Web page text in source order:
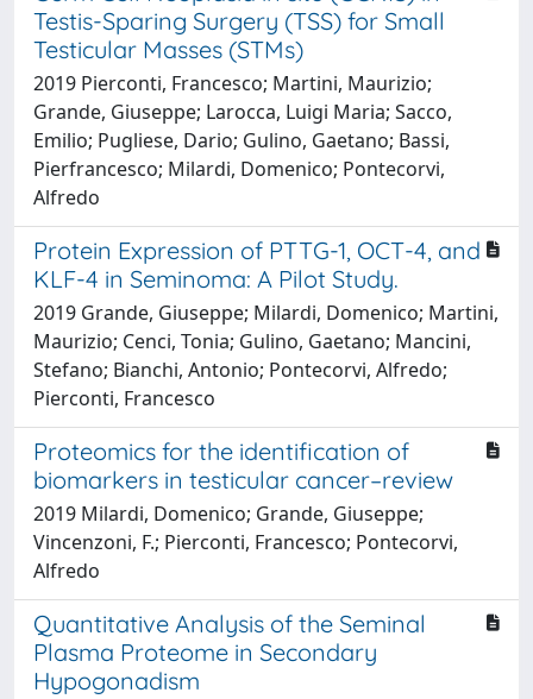
Testis-Sparing Surgery (TSS) for Small
Testicular Masses (STMs)
2019 Pierconti, Francesco; Martini, Maurizio;
Grande, Giuseppe; Larocca, Luigi Maria; Sacco,
Emilio; Pugliese, Dario; Gulino, Gaetano; Bassi,
Pierfrancesco; Milardi, Domenico; Pontecorvi,
Alfredo
Protein Expression of PTTG-1, OCT-4, and
KLF-4 in Seminoma: A Pilot Study.
2019 Grande, Giuseppe; Milardi, Domenico; Martini,
Maurizio; Cenci, Tonia; Gulino, Gaetano; Mancini,
Stefano; Bianchi, Antonio; Pontecorvi, Alfredo;
Pierconti, Francesco
Proteomics for the identification of
biomarkers in testicular cancer–review
2019 Milardi, Domenico; Grande, Giuseppe;
Vincenzoni, F.; Pierconti, Francesco; Pontecorvi,
Alfredo
Quantitative Analysis of the Seminal
Plasma Proteome in Secondary
Hypogonadism